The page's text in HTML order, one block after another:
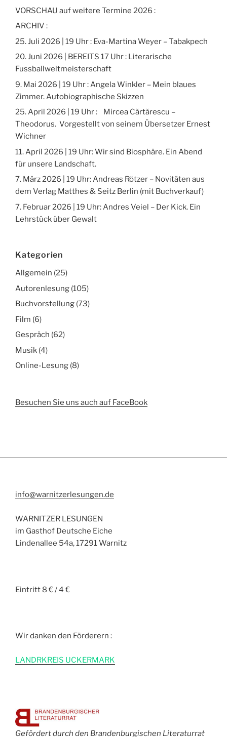
VORSCHAU auf weitere Termine 2026 :
ARCHIV :
25. Juli 2026 | 19 Uhr : Eva-Martina Weyer – Tabakpech
20. Juni 2026 | BEREITS 17 Uhr : Literarische
Fussballweltmeisterschaft
9. Mai 2026 | 19 Uhr : Angela Winkler – Mein blaues
Zimmer. Autobiographische Skizzen
25. April 2026 | 19 Uhr : Mircea Cărtărescu –
Theodorus. Vorgestellt von seinem Übersetzer Ernest
Wichner
11. April 2026 | 19 Uhr: Wir sind Biosphäre. Ein Abend
für unsere Landschaft.
7. März 2026 | 19 Uhr: Andreas Rötzer – Novitäten aus
dem Verlag Matthes & Seitz Berlin (mit Buchverkauf)
7. Februar 2026 | 19 Uhr: Andres Veiel – Der Kick. Ein
Lehrstück über Gewalt
Kategorien
Allgemein (25)
Autorenlesung (105)
Buchvorstellung (73)
Film (6)
Gespräch (62)
Musik (4)
Online-Lesung (8)
Besuchen Sie uns auch auf FaceBook
info@warnitzerlesungen.de
WARNITZER LESUNGEN
im Gasthof Deutsche Eiche
Lindenallee 54a, 17291 Warnitz
Eintritt 8 € / 4 €
Wir danken den Förderern :
LANDRKREIS UCKERMARK
Gefördert durch den Brandenburgischen Literaturrat